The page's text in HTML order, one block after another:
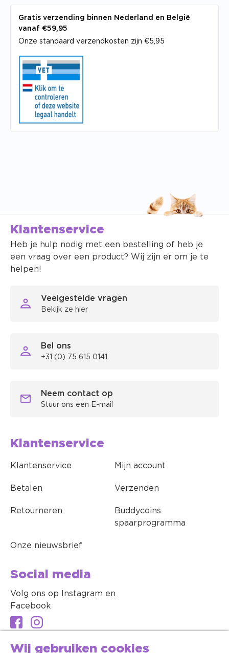
Gratis verzending binnen Nederland en België
vanaf €59,95
Onze standaard verzendkosten zijn €5,95
Klantenservice
Heb je hulp nodig met een bestelling of heb je
een vraag over een product? Wij zijn er om je te
helpen!
Veelgestelde vragen
Bekijk ze hier
Bel ons
+31 (0) 75 615 0141
Neem contact op
Stuur ons een E-mail
Klantenservice
Klantenservice Mijn account
Betalen Verzenden
Retourneren
Buddycoins
spaarprogramma
Onze nieuwsbrief
Social media
Volg ons op Instagram en
Facebook
Wij gebruiken cookies